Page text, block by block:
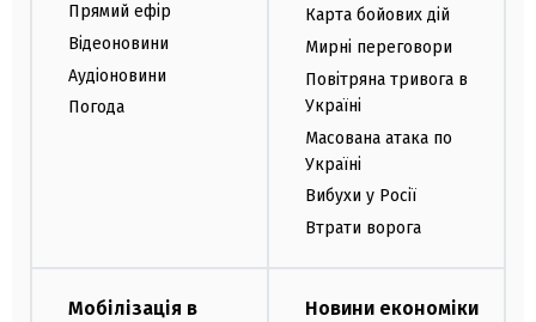
Прямий ефір
Відеоновини
Аудіоновини
Погода
Карта бойових дій
Мирні переговори
Повітряна тривога в
Україні
Масована атака по
Україні
Вибухи у Росії
Втрати ворога
Мобілізація в
Новини економіки